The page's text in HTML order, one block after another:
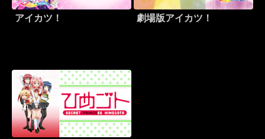
アイカツ！ 劇場版アイカツ！